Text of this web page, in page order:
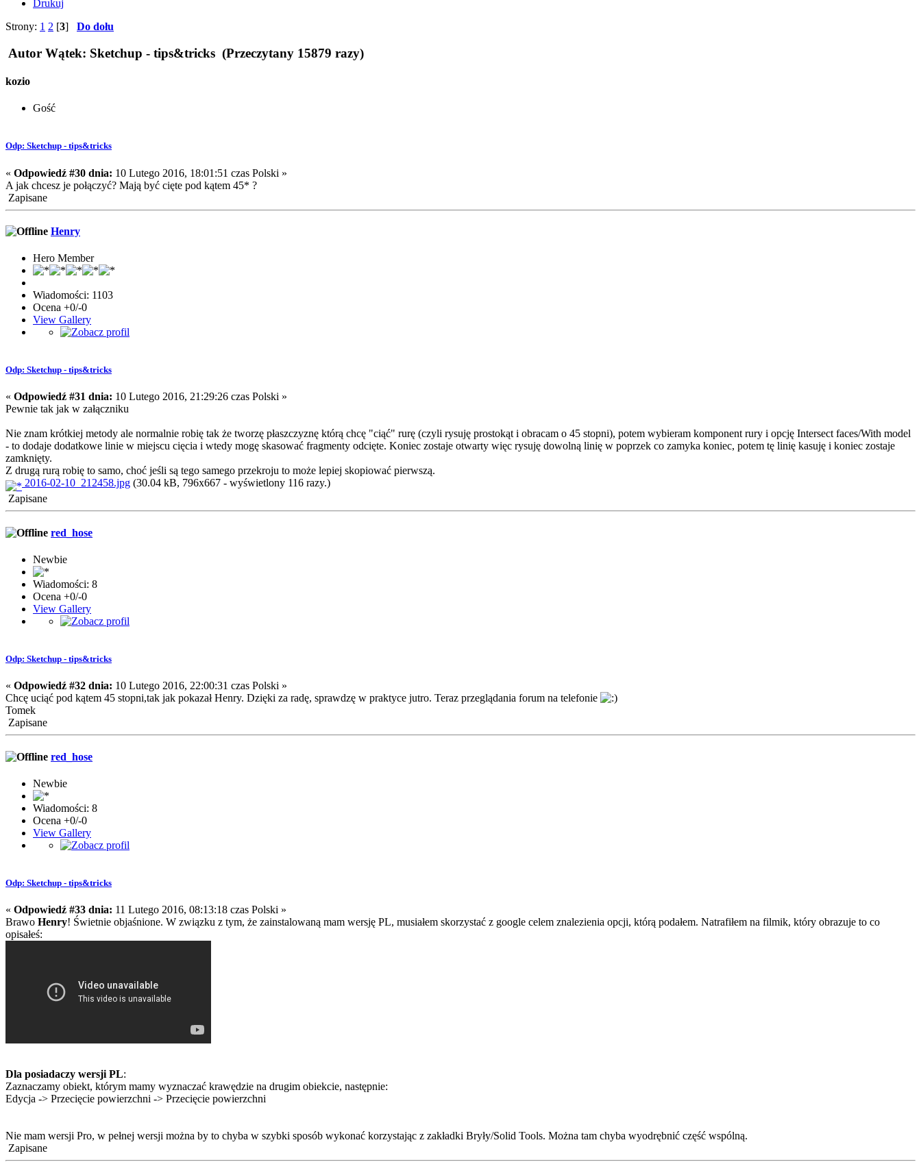
Drukuj
Strony: 1 2 [3] Do dołu
Autor Wątek: Sketchup - tips&tricks (Przeczytany 15879 razy)
kozio
Gość
Odp: Sketchup - tips&tricks
« Odpowiedź #30 dnia: 10 Lutego 2016, 18:01:51 czas Polski »
A jak chcesz je połączyć? Mają być cięte pod kątem 45* ?
Zapisane
Henry
Hero Member
Wiadomości: 1103
Ocena +0/-0
View Gallery
Odp: Sketchup - tips&tricks
« Odpowiedź #31 dnia: 10 Lutego 2016, 21:29:26 czas Polski »
Pewnie tak jak w załączniku
Nie znam krótkiej metody ale normalnie robię tak że tworzę płaszczyznę którą chcę "ciąć" rurę (czyli rysuję prostokąt i obracam o 45 stopni), potem wybieram komponent rury i opcję Intersect faces/With model
- to dodaje dodatkowe linie w miejscu cięcia i wtedy mogę skasować fragmenty odcięte. Koniec zostaje otwarty więc rysuję dowolną linię w poprzek co zamyka koniec, potem tę linię kasuję i koniec zostaje
zamknięty.
Z drugą rurą robię to samo, choć jeśli są tego samego przekroju to może lepiej skopiować pierwszą.
2016-02-10_212458.jpg (30.04 kB, 796x667 - wyświetlony 116 razy.)
Zapisane
red_hose
Newbie
Wiadomości: 8
Ocena +0/-0
View Gallery
Odp: Sketchup - tips&tricks
« Odpowiedź #32 dnia: 10 Lutego 2016, 22:00:31 czas Polski »
Chcę uciąć pod kątem 45 stopni,tak jak pokazał Henry. Dzięki za radę, sprawdzę w praktyce jutro. Teraz przeglądania forum na telefonie
Tomek
Zapisane
red_hose
Newbie
Wiadomości: 8
Ocena +0/-0
View Gallery
Odp: Sketchup - tips&tricks
« Odpowiedź #33 dnia: 11 Lutego 2016, 08:13:18 czas Polski »
Brawo Henry! Świetnie objaśnione. W związku z tym, że zainstalowaną mam wersję PL, musiałem skorzystać z google celem znalezienia opcji, którą podałem. Natrafiłem na filmik, który obrazuje to co
opisałeś:
Dla posiadaczy wersji PL:
Zaznaczamy obiekt, którym mamy wyznaczać krawędzie na drugim obiekcie, następnie:
Edycja -> Przecięcie powierzchni -> Przecięcie powierzchni
Nie mam wersji Pro, w pełnej wersji można by to chyba w szybki sposób wykonać korzystając z zakładki Bryły/Solid Tools. Można tam chyba wyodrębnić część wspólną.
Zapisane